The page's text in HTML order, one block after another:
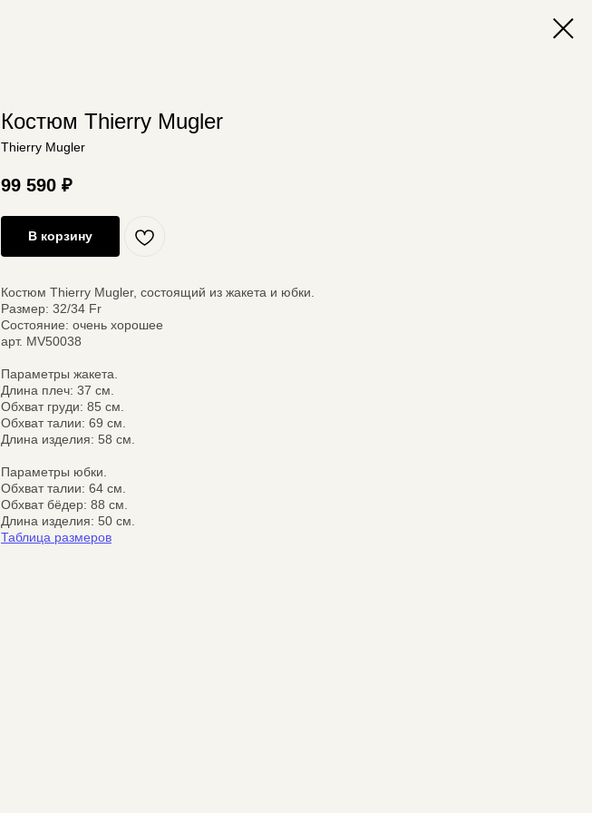
Костюм Thierry Mugler
Thierry Mugler
99 590 ₽
В корзину
Костюм Thierry Mugler, состоящий из жакета и юбки.
Размер: 32/34 Fr
Состояние: очень хорошее
арт. MV50038
Параметры жакета.
Длина плеч: 37 см.
Обхват груди: 85 см.
Обхват талии: 69 см.
Длина изделия: 58 см.
Параметры юбки.
Обхват талии: 64 см.
Обхват бёдер: 88 см.
Длина изделия: 50 см.
Таблица размеров